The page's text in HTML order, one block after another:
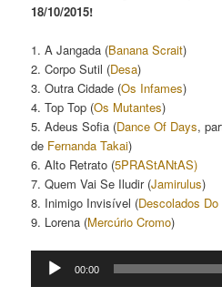
18/10/2015!
1. A Jangada (Banana Scrait)
2. Corpo Sutil (Desa)
3. Outra Cidade (Os Infames)
4. Top Top (Os Mutantes)
5. Adeus Sofia (Dance Of Days,
de Fernanda Takai)
6. Alto Retrato (5PRAStANtAS)
7. Quem Vai Se Iludir (Jamirulus)
8. Inimigo Invisível (Descolados
9. Lorena (Mercúrio Cromo)
Tocador
00:00